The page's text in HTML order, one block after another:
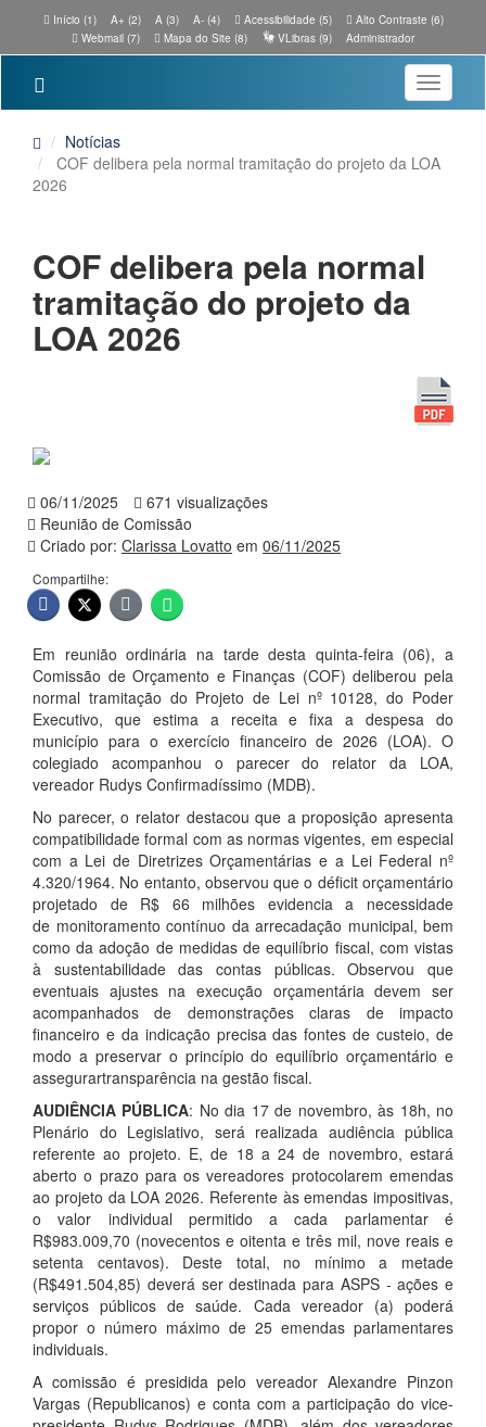
Início (1) A+ (2) A (3) A- (4) Acessibilidade (5)
Alto Contraste (6)
Webmail (7)
Mapa do Site (8) VLibras (9) Administrador
Toggle
Notícias
COF delibera pela normal tramitação do projeto da LOA
2026
COF delibera pela normal
tramitação do projeto da
LOA 2026
06/11/2025
671 visualizações
Reunião de Comissão
Criado por: Clarissa Lovatto em 06/11/2025
Compartilhe:
Em reunião ordinária na tarde desta quinta-feira (06), a
Comissão de Orçamento e Finanças (COF) deliberou pela
normal tramitação do Projeto de Lei nº 10128, do Poder
Executivo, que estima a receita e fixa a despesa do
município para o exercício financeiro de 2026 (LOA). O
colegiado acompanhou o parecer do relator da LOA,
vereador Rudys Confirmadíssimo (MDB).
No parecer, o relator destacou que a proposição apresenta
compatibilidade formal com as normas vigentes, em especial
com a Lei de Diretrizes Orçamentárias e a Lei Federal nº
4.320/1964. No entanto, observou que o déficit orçamentário
projetado de R$ 66 milhões evidencia a necessidade
de monitoramento contínuo da arrecadação municipal, bem
como da adoção de medidas de equilíbrio fiscal, com vistas
à sustentabilidade das contas públicas. Observou que
eventuais ajustes na execução orçamentária devem ser
acompanhados de demonstrações claras de impacto
financeiro e da indicação precisa das fontes de custeio, de
modo a preservar o princípio do equilíbrio orçamentário e
assegurartransparência na gestão fiscal.
AUDIÊNCIA PÚBLICA: No dia 17 de novembro, às 18h, no
Plenário do Legislativo, será realizada audiência pública
referente ao projeto. E, de 18 a 24 de novembro, estará
aberto o prazo para os vereadores protocolarem emendas
ao projeto da LOA 2026. Referente às emendas impositivas,
o valor individual permitido a cada parlamentar é
R$983.009,70 (novecentos e oitenta e três mil, nove reais e
setenta centavos). Deste total, no mínimo a metade
(R$491.504,85) deverá ser destinada para ASPS - ações e
serviços públicos de saúde. Cada vereador (a) poderá
propor o número máximo de 25 emendas parlamentares
individuais.
A comissão é presidida pelo vereador Alexandre Pinzon
Vargas (Republicanos) e conta com a participação do vice-